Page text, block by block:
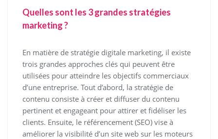
Quelles sont les 3 grandes stratégies
marketing ?
En matière de stratégie digitale marketing, il existe
trois grandes approches clés qui peuvent être
utilisées pour atteindre les objectifs commerciaux
d’une entreprise. Tout d’abord, la stratégie de
contenu consiste à créer et diffuser du contenu
pertinent et engageant pour attirer et fidéliser les
clients. Ensuite, le référencement (SEO) vise à
améliorer la visibilité d’un site web sur les moteurs